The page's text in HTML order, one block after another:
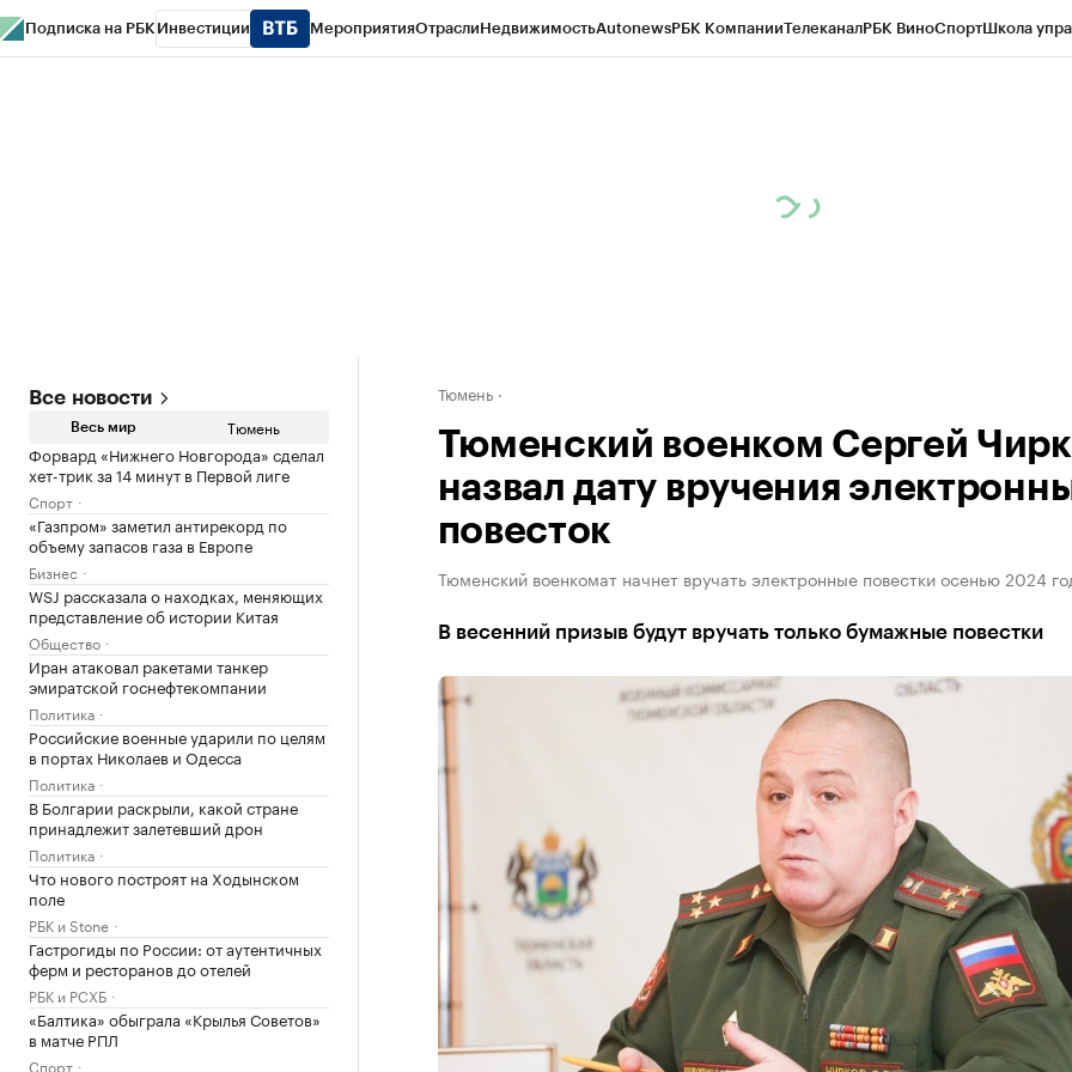
Подписка на РБК Инвестиции МероприятияОтраслиНедвижимостьAutonewsРБК КомпанииТелеканалРБК ВиноСпортШкола
Все новости
Весь мир Тюмень
Форвард «Нижнего Новгорода» сделал
хет-трик за 14 минут в Первой лиге
Спорт
«Газпром» заметил антирекорд по
объему запасов газа в Европе
Бизнес
WSJ рассказала о находках, меняющих
представление об истории Китая
Общество
Иран атаковал ракетами танкер
эмиратской госнефтекомпании
Политика
Российские военные ударили по целям
в портах Николаев и Одесса
Политика
В Болгарии раскрыли, какой стране
принадлежит залетевший дрон
Политика
Что нового построят на Ходынском
поле
РБК и Stone
Гастрогиды по России: от аутентичных
ферм и ресторанов до отелей
РБК и РСХБ
«Балтика» обыграла «Крылья Советов»
в матче РПЛ
Спорт
Тюмень
Тюменский военком Сергей
назвал дату вручения
повесток
Тюменский военкомат начнет вручать электронные повестки осенью 2024
В весенний призыв будут вручать только бумажные повестки